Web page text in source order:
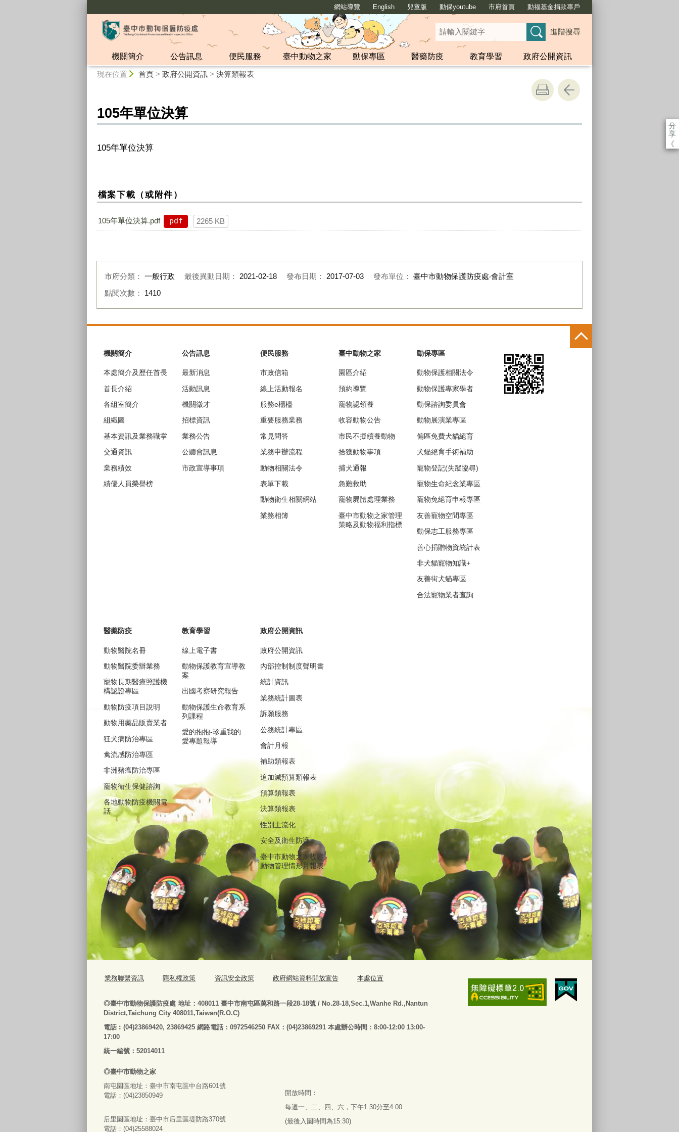
網站導覽 English 兒童版 動保youtube 市府首頁 動福基金捐款專戶
進階搜尋
機關簡介 公告訊息 便民服務 臺中動物之家 動保專區 醫藥防疫 教育學習
政府公開資訊
現在位置 首頁> 政府公開資訊> 決算類報表
分
享
《
105年單位決算
105年單位決算
檔案下載（或附件）
105年單位決算.pdf pdf 2265 KB
市府分類： 一般行政 最後異動日期： 2021-02-18 發布日期： 2017-07-03 發布單位： 臺中市動物保護防疫處‧會計室
點閱次數： 1410
機關簡介
本處簡介及歷任首長
首長介紹
各組室簡介
組織圖
基本資訊及業務職掌
交通資訊
業務績效
績優人員榮譽榜
公告訊息
最新消息
活動訊息
機關徵才
招標資訊
業務公告
公聽會訊息
市政宣導事項
便民服務
市政信箱
線上活動報名
服務e櫃檯
重要服務業務
常見問答
業務申辦流程
動物相關法令
表單下載
動物衛生相關網站
業務相簿
臺中動物之家
園區介紹
預約導覽
寵物認領養
收容動物公告
市民不擬續養動物
拾獲動物事項
捕犬通報
急難救助
寵物屍體處理業務
臺中市動物之家管理
策略及動物福利指標
動保專區
動物保護相關法令
動物保護專家學者
動保諮詢委員會
動物展演業專區
偏區免費犬貓絕育
犬貓絕育手術補助
寵物登記(失蹤協尋)
寵物生命紀念業專區
寵物免絕育申報專區
友善寵物空間專區
動保志工服務專區
善心捐贈物資統計表
非犬貓寵物知識+
友善街犬貓專區
合法寵物業者查詢
醫藥防疫
動物醫院名冊
動物醫院委辦業務
寵物長期醫療照護機
構認證專區
動物防疫項目說明
動物用藥品販賣業者
狂犬病防治專區
禽流感防治專區
非洲豬瘟防治專區
寵物衛生保健諮詢
各地動物防疫機關電
話
教育學習
線上電子書
動物保護教育宣導教
案
出國考察研究報告
動物保護生命教育系
列課程
愛的抱抱-珍重我的
愛專題報導
政府公開資訊
政府公開資訊
內部控制制度聲明書
統計資訊
業務統計圖表
訴願服務
公務統計專區
會計月報
補助類報表
追加減預算類報表
預算類報表
決算類報表
性別主流化
安全及衛生防護
臺中市動物之家收容
動物管理情形月報表
業務聯繫資訊 隱私權政策 資訊安全政策 政府網站資料開放宣告 本處位置
◎臺中市動物保護防疫處 地址：408011 臺中市南屯區萬和路一段28-18號 / No.28-18,Sec.1,Wanhe Rd.,Nantun
District,Taichung City 408011,Taiwan(R.O.C)
電話 ︰ (04)23869420, 23869425 網路電話：0972546250 FAX：(04)23869291 本處辦公時間：8:00-12:00 13:00-
17:00
統一編號：52014011
◎臺中市動物之家
南屯園區地址： 臺中市南屯區中台路601號
電話：(04)23850949
后里園區地址： 臺中市后里區堤防路370號
電話：(04)25588024
開放時間：
每週一、二、四、六，下午1:30分至4:00
(最後入園時間為15:30)